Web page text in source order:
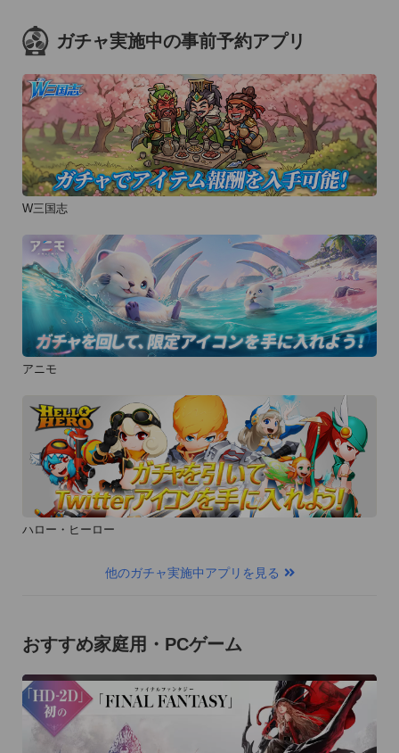
ガチャ実施中の事前予約アプリ
W三国志
アニモ
ハロー・ヒーロー
他のガチャ実施中アプリを見る
おすすめ家庭用・PCゲーム